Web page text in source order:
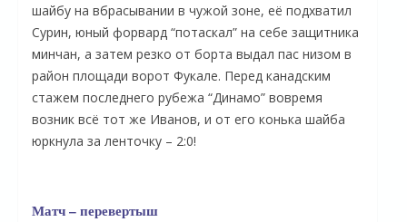
шайбу на вбрасывании в чужой зоне, её подхватил
Сурин, юный форвард “потаскал” на себе защитника
минчан, а затем резко от борта выдал пас низом в
район площади ворот Фукале. Перед канадским
стажем последнего рубежа “Динамо” вовремя
возник всё тот же Иванов, и от его конька шайба
юркнула за ленточку – 2:0!
Матч – перевертыш